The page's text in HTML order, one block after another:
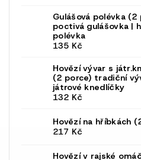
Gulášová polévka (2
poctivá gulášovka |
polévka
135 Kč
Hovězí vývar s
(2 porce) tradiční
játrové knedlíčky
132 Kč
Hovězí na hříbkách
217 Kč
Hovězí v rajské